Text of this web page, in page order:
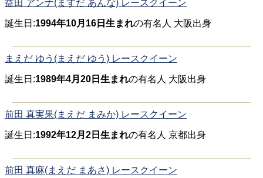
益田 アンナ(ますだ あんな) レースクイーン
誕生日:1994年10月16日生まれの有名人 大阪出身
まえだ ゆう(まえだ ゆう) レースクイーン
誕生日:1989年4月20日生まれの有名人 大阪出身
前田 真実果(まえだ まみか) レースクイーン
誕生日:1992年12月2日生まれの有名人 京都出身
前田 真麻(まえだ まあさ) レースクイーン